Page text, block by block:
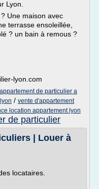
Lyon.
Une maison avec
terrasse ensoleillée,
? un bain à remous ?
lyon.com
de particulier a
/ vente d'appartement
location appartement lyon
de particulier
| Louer à
locataires.